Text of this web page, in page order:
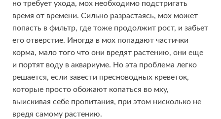
но требует ухода, мох необходимо подстригать
время от времени. Сильно разрастаясь, мох может
попасть в фильтр, где тоже продолжит рост, и забьет
его отверстие. Иногда в мох попадают частички
корма, мало того что они вредят растению, они еще
и портят воду в аквариуме. Но эта проблема легко
решается, если завести пресноводных креветок,
которые просто обожают копаться во мху,
выискивая себе пропитания, при этом нисколько не
вредя самому растению.